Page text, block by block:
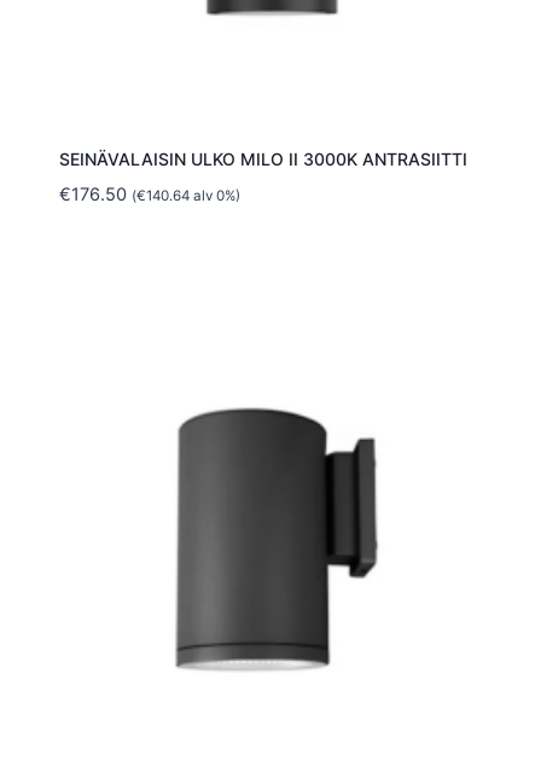
SEINÄVALAISIN ULKO MILO II 3000K ANTRASIITTI
€176.50 (€140.64alv 0%)